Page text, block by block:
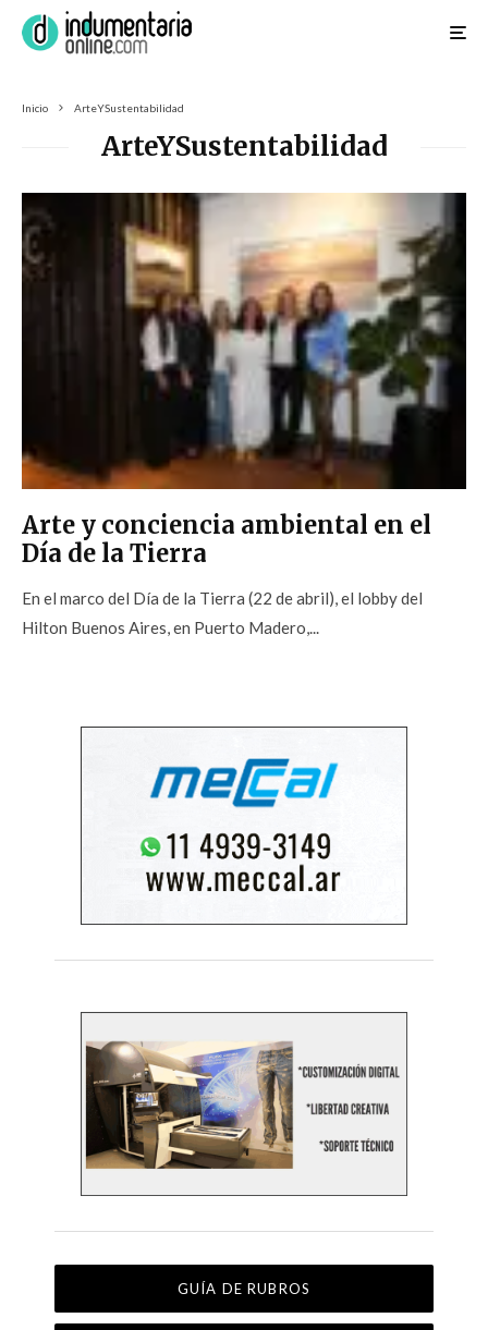
Inicio ArteYSustentabilidad
ArteYSustentabilidad
Arte y conciencia ambiental en el
Día de la Tierra
En el marco del Día de la Tierra (22 de abril), el lobby del
Hilton Buenos Aires, en Puerto Madero,...
GUÍA DE RUBROS